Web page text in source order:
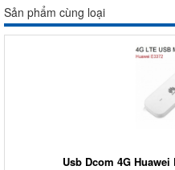
Sản phẩm cùng loại
Usb Dcom 4G